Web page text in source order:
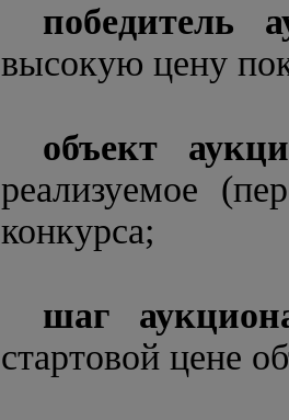
победитель
высокую цену
объект
реализуемое
конкурса;
шаг
стартовой цене